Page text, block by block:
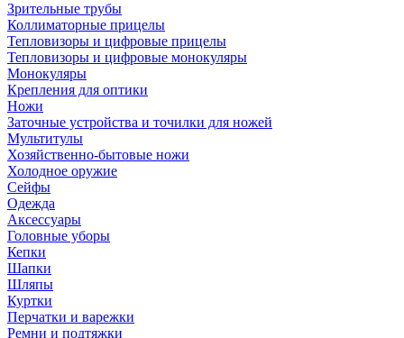
Зрительные трубы
Коллиматорные прицелы
Тепловизоры и цифровые прицелы
Тепловизоры и цифровые монокуляры
Монокуляры
Крепления для оптики
Ножи
Заточные устройства и точилки для ножей
Мультитулы
Хозяйственно-бытовые ножи
Холодное оружие
Сейфы
Одежда
Аксессуары
Головные уборы
Кепки
Шапки
Шляпы
Куртки
Перчатки и варежки
Ремни и подтяжки